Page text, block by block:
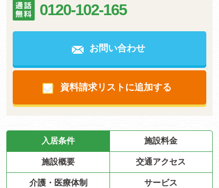
0120-102-165
お問い合わせ
資料請求リストに追加する
入居条件 施設料金
施設概要 交通アクセス
介護・医療体制 サービス